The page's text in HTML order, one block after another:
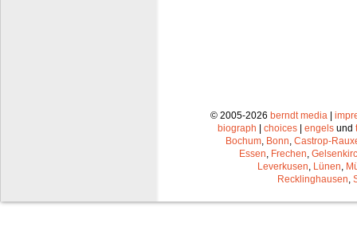
© 2005-2026 berndt media |
biograph | choices | engels und
Bochum Bonn Castrop-
Essen Frechen
Leverkusen Lünen
Recklinghausen